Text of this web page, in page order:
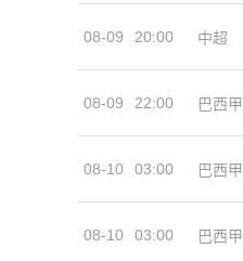
08-09 20:00 中超
08-09 22:00 巴西甲
08-10 03:00 巴西甲
08-10 03:00 巴西甲